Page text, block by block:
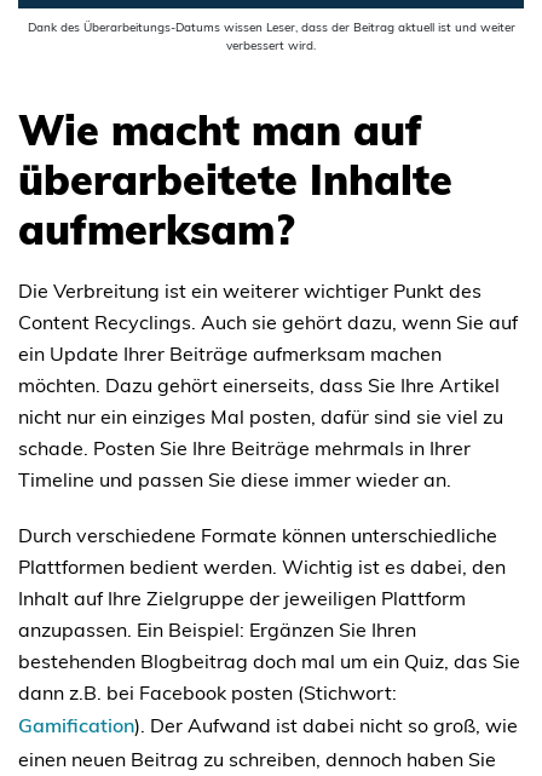
Dank des Überarbeitungs-Datums wissen Leser, dass der Beitrag aktuell ist und weiter
verbessert wird.
Wie macht man auf
überarbeitete Inhalte
aufmerksam?
Die Verbreitung ist ein weiterer wichtiger Punkt des
Content Recyclings. Auch sie gehört dazu, wenn Sie auf
ein Update Ihrer Beiträge aufmerksam machen
möchten. Dazu gehört einerseits, dass Sie Ihre Artikel
nicht nur ein einziges Mal posten, dafür sind sie viel zu
schade. Posten Sie Ihre Beiträge mehrmals in Ihrer
Timeline und passen Sie diese immer wieder an.
Durch verschiedene Formate können unterschiedliche
Plattformen bedient werden. Wichtig ist es dabei, den
Inhalt auf Ihre Zielgruppe der jeweiligen Plattform
anzupassen. Ein Beispiel: Ergänzen Sie Ihren
bestehenden Blogbeitrag doch mal um ein Quiz, das Sie
dann z.B. bei Facebook posten (Stichwort:
Gamification). Der Aufwand ist dabei nicht so groß, wie
einen neuen Beitrag zu schreiben, dennoch haben Sie